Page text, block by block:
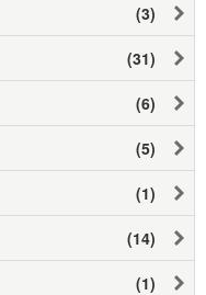
(3)
(31)
(6)
(5)
(1)
(14)
(1)